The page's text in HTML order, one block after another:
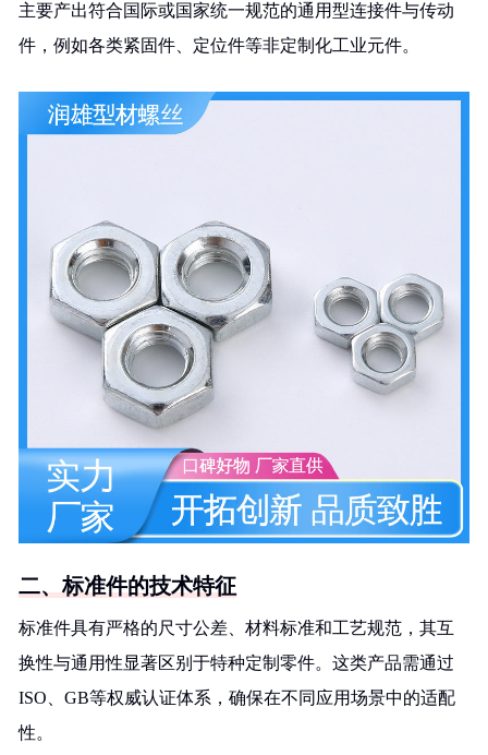
主要产出符合国际或国家统一规范的通用型连接件与传动
件，例如各类紧固件、定位件等非定制化工业元件。
二、标准件的技术特征
标准件具有严格的尺寸公差、材料标准和工艺规范，其互
换性与通用性显著区别于特种定制零件。这类产品需通过
ISO、GB等权威认证体系，确保在不同应用场景中的适配
性。